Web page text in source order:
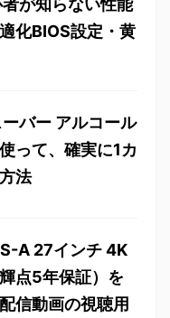
が知らない性能
化BIOS設定・黄
バー アルコール
って、確実に1カ
法
A 27インチ 4K
点5年保証）を
信動画の視聴用